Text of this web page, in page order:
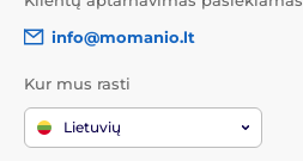
info@momanio.lt
Kur mus rasti
Lietuvių